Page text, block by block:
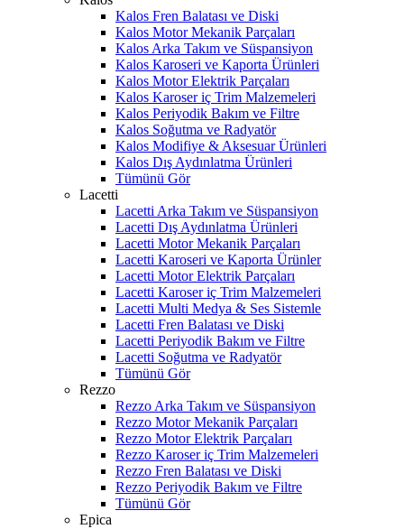
Kalos Fren Balatası ve Diski
Kalos Motor Mekanik Parçaları
Kalos Arka Takım ve Süspansiyon
Kalos Karoseri ve Kaporta Ürünleri
Kalos Motor Elektrik Parçaları
Kalos Karoser iç Trim Malzemeleri
Kalos Periyodik Bakım ve Filtre
Kalos Soğutma ve Radyatör
Kalos Modifiye & Aksesuar Ürünleri
Kalos Dış Aydınlatma Ürünleri
Tümünü Gör
Lacetti
Lacetti Arka Takım ve Süspansiyon
Lacetti Dış Aydınlatma Ürünleri
Lacetti Motor Mekanik Parçaları
Lacetti Karoseri ve Kaporta Ürünler
Lacetti Motor Elektrik Parçaları
Lacetti Karoser iç Trim Malzemeleri
Lacetti Multi Medya & Ses Sistemle
Lacetti Fren Balatası ve Diski
Lacetti Periyodik Bakım ve Filtre
Lacetti Soğutma ve Radyatör
Tümünü Gör
Rezzo
Rezzo Arka Takım ve Süspansiyon
Rezzo Motor Mekanik Parçaları
Rezzo Motor Elektrik Parçaları
Rezzo Karoser iç Trim Malzemeleri
Rezzo Fren Balatası ve Diski
Rezzo Periyodik Bakım ve Filtre
Tümünü Gör
Epica